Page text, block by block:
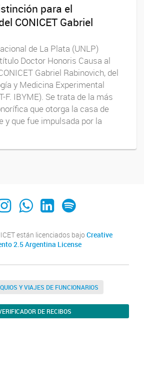
para el
CONICET Gabriel
de La Plata (UNLP)
Doctor Honoris Causa al
Gabriel Rabinovich, del
y Medicina Experimental
F. IBYME). Se trata de la más
que otorga la casa de
y que fue impulsada por la
Whats AppLinkedIn
Spotify
están licenciados bajo Creative
2.5 Argentina License
Y VIAJES DE FUNCIONARIOS
DE RECIBOS